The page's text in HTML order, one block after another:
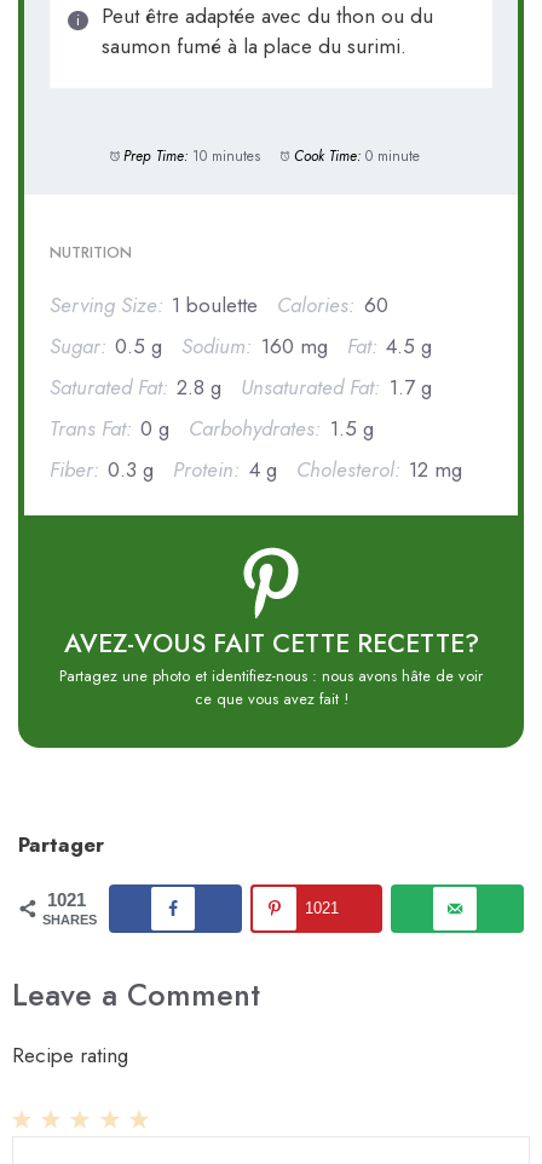
Peut être adaptée avec du thon ou du
saumon fumé à la place du surimi.
Prep Time: 10 minutes Cook Time: 0 minute
NUTRITION
Serving Size: 1 boulette Calories: 60
Sugar: 0.5 g Sodium: 160 mg Fat: 4.5 g
Saturated Fat: 2.8 g Unsaturated Fat: 1.7 g
Trans Fat: 0 g Carbohydrates: 1.5 g
Fiber: 0.3 g Protein: 4 g Cholesterol: 12 mg
AVEZ-VOUS FAIT CETTE RECETTE?
Partagez une photo et identifiez-nous : nous avons hâte de voir
ce que vous avez fait !
Partager
1021
SHARES
1021
Leave a Comment
Recipe rating